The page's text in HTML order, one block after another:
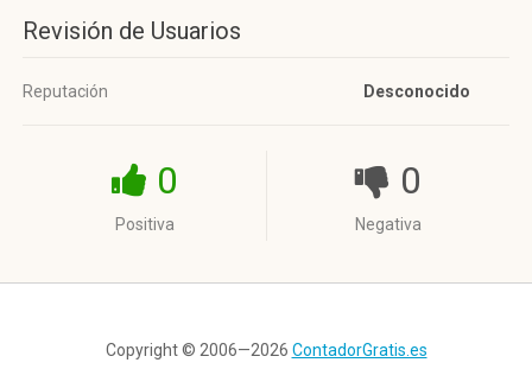
Revisión de Usuarios
Reputación Desconocido
0
Positiva
0
Negativa
Copyright © 2006—2026 ContadorGratis.es